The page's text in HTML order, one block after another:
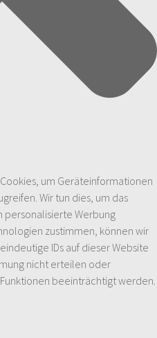
um Geräteinformationen
Wir tun dies, um das
personalisierte Werbung
zustimmen, können wir
IDs auf dieser Website
nicht erteilen oder
beeinträchtigt werden.